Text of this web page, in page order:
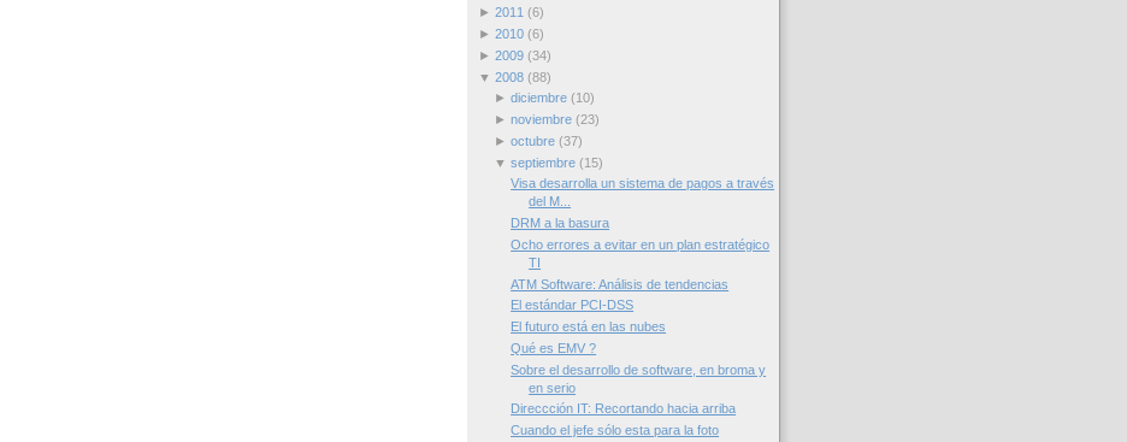
► 2011 (6)
► 2010 (6)
► 2009 (34)
▼ 2008 (88)
► diciembre (10)
► noviembre (23)
► octubre (37)
▼ septiembre (15)
Visa desarrolla un sistema de pagos a través
del M...
DRM a la basura
Ocho errores a evitar en un plan estratégico
TI
ATM Software: Análisis de tendencias
El estándar PCI-DSS
El futuro está en las nubes
Qué es EMV ?
Sobre el desarrollo de software, en broma y
en serio
Direccción IT: Recortando hacia arriba
Cuando el jefe sólo esta para la foto